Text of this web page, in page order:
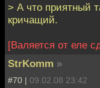
> А что приятный
кричащий.
[Валяется от еле
StrKomm »
#70 | 09.02.08 23:42